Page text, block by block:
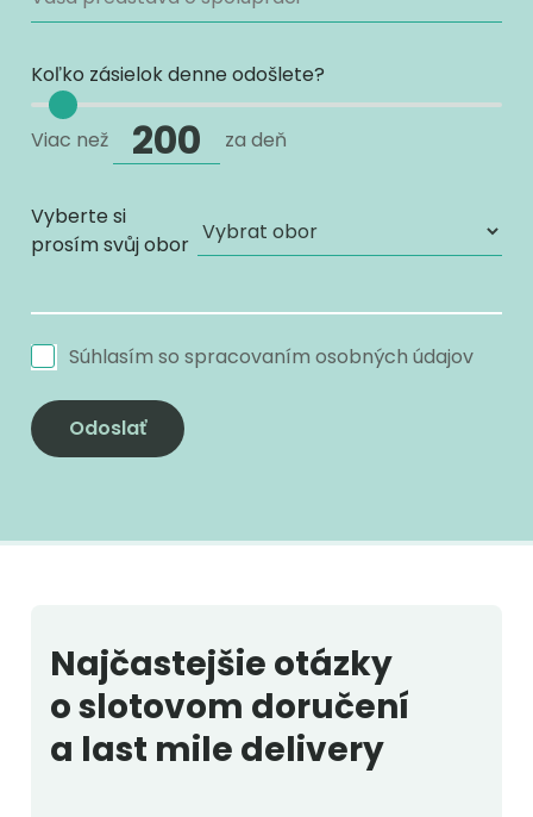
Koľko zásielok denne odošlete?
Viac než za deň
Vyberte si
prosím svůj obor
Súhlasím so spracovaním osobných údajov
Najčastejšie otázky
o slotovom doručení
a last mile delivery